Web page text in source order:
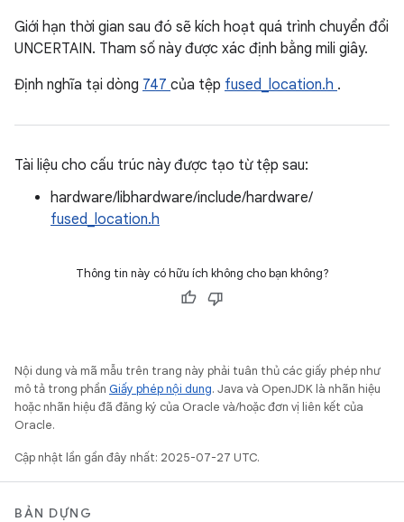
Giới hạn thời gian sau đó sẽ kích hoạt quá trình chuyển đổi
UNCERTAIN. Tham số này được xác định bằng mili giây.
Định nghĩa tại dòng 747 của tệp fused_location.h .
Tài liệu cho cấu trúc này được tạo từ tệp sau:
hardware/libhardware/include/hardware/
fused_location.h
Thông tin này có hữu ích không cho bạn không?
Nội dung và mã mẫu trên trang này phải tuân thủ các giấy phép như
mô tả trong phần Giấy phép nội dung. Java và OpenJDK là nhãn hiệu
hoặc nhãn hiệu đã đăng ký của Oracle và/hoặc đơn vị liên kết của
Oracle.
Cập nhật lần gần đây nhất: 2025-07-27 UTC.
BẢN DỰNG